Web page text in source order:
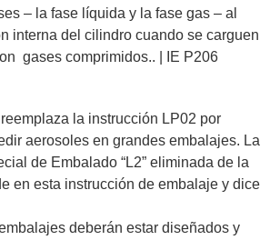
– la fase líquida y la fase gas – al
interna del cilindro cuando se carguen
gases comprimidos.. | IE P206
la instrucción LP02 por
aerosoles en grandes embalajes. La
de Embalado “L2” eliminada de la
en esta instrucción de embalaje y dice
deberán estar diseñados y